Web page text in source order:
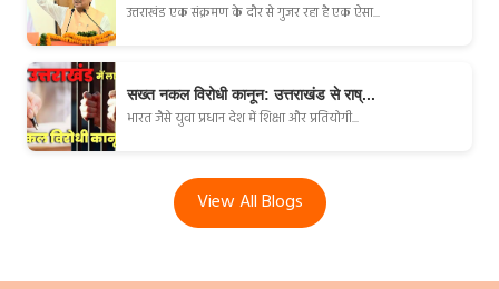
उत्तराखंड एक संक्रमण के दौर से गुजर रहा है एक ऐसा...
सख्त नकल विरोधी कानून: उत्तराखंड से राष्...
भारत जैसे युवा प्रधान देश में शिक्षा और प्रतियोगी...
View All Blogs